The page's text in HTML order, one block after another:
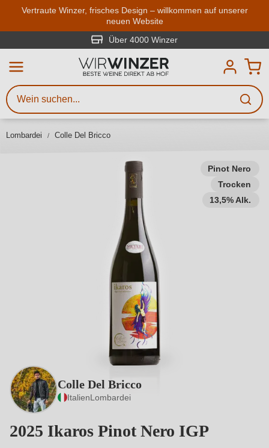
Zum Hauptinhalt springen
Vertraute Winzer, frisches Design – willkommen auf unserer
neuen Website
Über 4000 Winzer
Lombardei Colle Del Bricco
Pinot Nero
Trocken
13,5% Alk.
Colle Del Bricco
ItalienLombardei
2025 Ikaros Pinot Nero IGP
Weinsuche
Mindestens 3 Zeichen eingeben
Beschreiben Sie, welchen Wein
Sie suchen – ob nach Geschmack,